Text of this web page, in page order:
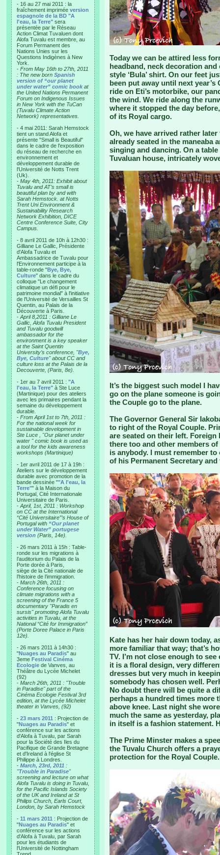
- 16 au 27 mai 2011 : la
fraîchement imprimée version
espagnole de la BD "A
l'eau, la Terre" sera
présentée par le Réseau
Action Climat Tuvaluen dont
Alofa Tuvalu est membre, au
Forum Permanent des
Nations Unies sur les
Questions Indigènes à New
York.
- From May 16th to 27th, 2011
: The new born Spanish
version of “our planet
under water” comic book at
the United Nations Permanent
Forum on Indigenous Issues
in New York with the TuCan
(Tuvalu Climate Action
Network) representatives.
- 4 mai 2011: Sarah Hemstock
tient un stand Alofa et
présente "Small is Beautiful"
dans le cadre de l'exposition
du réseau de recherche en
environnement et
développement durable de
l'Université de Notts Trent
(Uk).
- May 4th, 2011: Exhibit about
Tuvalu and AT’s small is
beautiful plan by and with
Sarah Hemstock. at Notts
Trent Uni Environment &
Sustainability Research
Network Exhibition, DICE
Centre Conference Suite, City
Campus.
- 8 avril 2011 de 10h à 12h30 :
Gilliane Le Gallic, Présidente
d'Alofa Tuvalu et
Ambassadrice de Tuvalu pour
l'Environnement participe à la
table-ronde "Bye, Bye,
Culture" dans le cadre du
colloque "Le changement
climatique un défi pour le
patrimoine mondial" à l'initiative
de l'Université de Versailles St
Quentin, au Palais de la
Découverte à Paris.
- April 8,2011 : Gilliane Le
Gallic, Alofa Tuvalu President
and Tuvalu goodwill
ambassador for the
environment is a key speaker
at the Saint Quentin
University’s conference, "Bye,
Bye, Culture" about CC and
culture loss at the Palais de la
Decouverte, (Paris, 8e).
- 1er au 7 avril 2011 : "A
l'eau, la Terre" à Ste Luce
(Martinique) pour des ateliers
avec les primaires pendant la
semaine du développement
durable.
- From April 1st to 7th, 2011 :
For the national week for
sustainable development in
Ste Luce , "Our planet under
water " comic book is used as
a tool for the kids awareness
workshops (Martinique)
- 1er avril 2011 de 17 à 19h :
Ateliers sur le développement
durable avec promotion de la
bande dessinée ""A l'eau, la
Terre"" à la Maison du
Portugal, Cité Internationale
Universitaire de Paris.
- April, 1st, 2011 : Workshop
on CC at the International
“Cité Universitaire”’s House of
Portugal with “Our planet
under Water” portugese
version (Paris, 14e).
- 26 mars 2011 à 15h : Table-
ronde sur les migrations à
l’auditorium du Palais de la
Porte dorée à Paris,
siège de la Cité nationale de
l’histoire de l’immigration.
- March 26th, 2011 :
Conference focusing on
climate migrations with a
screening of the France 5
documentary "Paradis en
sursis" promoting Alofa Tuvalu
activities in Tuvalu, at the
National “Cité for Immigration”
(Porte Doree Palace in Paris
12e).
- 26 mars 2011 à 14h30 :
"Nuages au Paradis" au
3eme Festival Cinéma
Ecologie de Vanves, au
Théâtre du Lycée Michelet
(92)
- March 26th, 2011 : "Trouble
in Paradise" part of the
Cinéma Ecologie Festival 3rd
edition, at the Lycée Michelet
theater in Vanves, (92)
- 23 mars 2011 : Projection de
"Nuages au Paradis" et
conférence sur les actions
d'Alofa à Tuvalu, par Sarah
pour la Société des Iles du
Pacifique de Grande Bretagne
et d'Ireland à l'église St
Philippe à Londres.
- March, 23rd, 2011 :
"Trouble in Paradise"
screening and lecture on what
Alofa Tuvalu is doing in Tuvalu,
for the Pacific Islands Society
of the UK and Ireland at St
Philips Church, Earls Court,
London, by Sarah Hemstock
- 11 mars 2011 : Projection de
"Nuages au Paradis" et
conférence sur les actions
d'Alofa à Tuvalu, par Sarah
pour les étudiants de
l'Université de Nottingham
Today we can be attired less
headband, neck decoration
style ‘Bula’ shirt. On our feet
been put away until next year’s
ride on Eti’s motorbike, our
the wind. We ride along the
where it stopped the day
of its Royal cargo.
Oh, we have arrived rather
already seated in the maneaba
singing and dancing. On a
Tuvaluan house, intricately
It’s the biggest such model I
go on the plane someone is
the Couple go to the plane.
The Governor General Sir
to right of the Royal Couple.
are seated on their left. Foreign
there too and other members
is anybody. I must remember
of his Permanent Secretary
Kate has her hair down today,
more familiar that way; that’s
TV. I’m not close enough to
it is a floral design, very
dresses but very much in
somebody has chosen well.
No doubt there will be quite a
perhaps a hundred times more
above knee. Last night she
much the same as yesterday,
in itself is a fashion statement.
The Prime Minster makes a
the Tuvalu Church offers a
protection for the Royal